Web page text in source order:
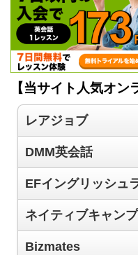
【当サイト人気オン
レアジョブ
DMM英会話
EFイングリッシュ
ネイティブキャンプ
Bizmates